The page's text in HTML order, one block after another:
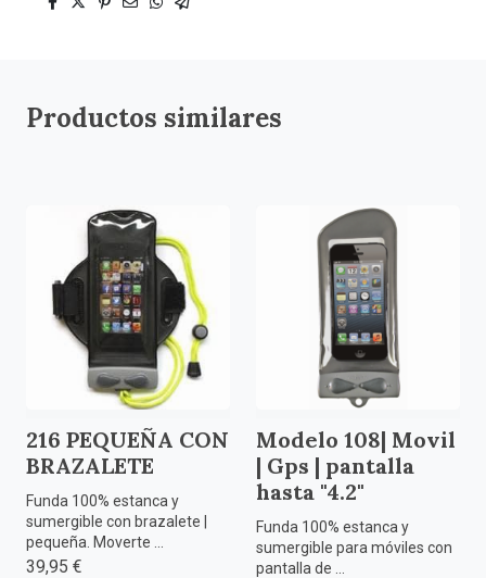
Productos similares
216 PEQUEÑA CON
BRAZALETE
Funda 100% estanca y
sumergible con brazalete |
pequeña. Moverte ...
39,95 €
Modelo 108| Movil
| Gps | pantalla
hasta "4.2"
Funda 100% estanca y
sumergible para móviles con
pantalla de ...